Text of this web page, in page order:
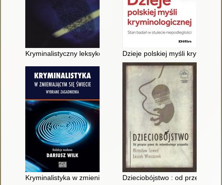
Kryminalistyczny leksykon śledztwaDzieje polskiej myśli
Kryminalistyka w zmieniającym się świecie : wybrane
Dzieciobójstwo : od przepisu